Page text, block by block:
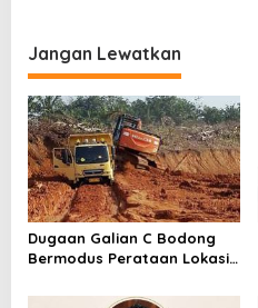
Jangan Lewatkan
Dugaan Galian C Bodong
Bermodus Perataan Lokasi
Riau Akan Tinjauan Lokasi